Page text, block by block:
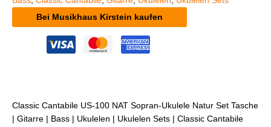
Bei Musikhaus Kirstein kaufen
Classic Cantabile US-100 NAT Sopran-Ukulele Natur Set Tasche
| Gitarre | Bass | Ukulelen | Ukulelen Sets | Classic Cantabile